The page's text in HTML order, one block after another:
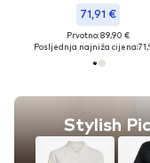
71,91 €
Prvotno: 89,90 €
Posljednja najniža cijena:
Stylish